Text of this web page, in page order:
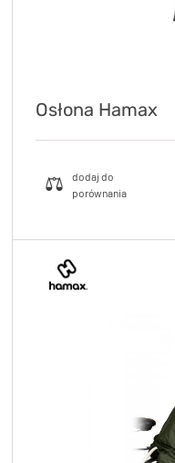
Osłona Hamax